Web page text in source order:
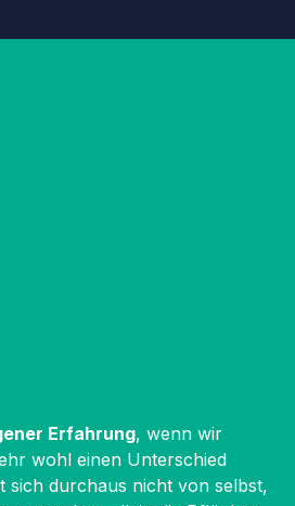
Erfahrung, wenn wir
wohl einen Unterschied
sich durchaus nicht von selbst,